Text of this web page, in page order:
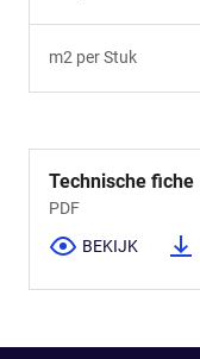
m2 per Stuk
Technische fiche
PDF
BEKIJK